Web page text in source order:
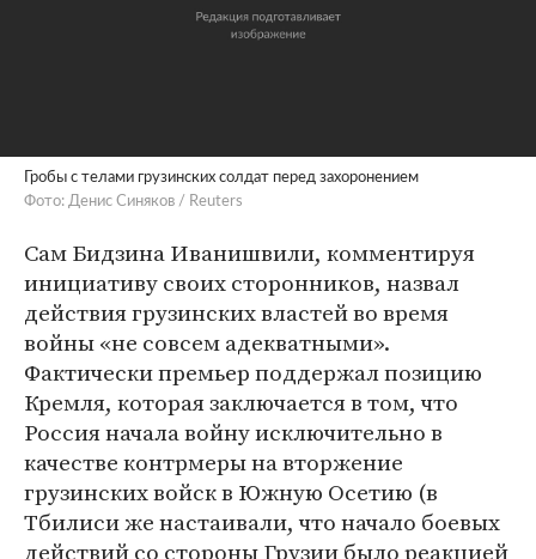
Гробы с телами грузинских солдат перед захоронением
Фото: Денис Синяков / Reuters
Сам Бидзина Иванишвили, комментируя
инициативу своих сторонников, назвал
действия грузинских властей во время
войны «не совсем адекватными».
Фактически премьер поддержал позицию
Кремля, которая заключается в том, что
Россия начала войну исключительно в
качестве контрмеры на вторжение
грузинских войск в Южную Осетию (в
Тбилиси же настаивали, что начало боевых
действий со стороны Грузии было реакцией